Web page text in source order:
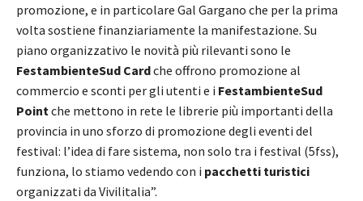
promozione, e in particolare Gal Gargano che per la prima
volta sostiene finanziariamente la manifestazione. Su
piano organizzativo le novità più rilevanti sono le
FestambienteSud Cardche offrono promozione al
commercio e sconti per gli utenti e i FestambienteSud
Point che mettono in rete le librerie più importanti della
provincia in uno sforzo di promozione degli eventi del
festival: l’idea di fare sistema, non solo tra i festival (5fss),
funziona, lo stiamo vedendo con i pacchetti turistici
organizzati da Vivilitalia”.